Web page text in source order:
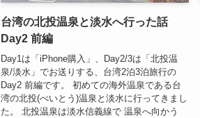
台湾の北投温泉と淡水へ行った話
Day2 前編
Day1は「iPhone購入」、Day2/3は「北投温
泉/淡水」でお送りする、台湾2泊3泊旅行の
Day2 前編です。 初めての海外温泉である台
湾の北投(べいとう)温泉と淡水に行ってきまし
た。 北投温泉は淡水信義線で 温泉へ向かう